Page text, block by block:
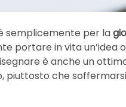
semplicemente per la
portare in vita un’idea
è anche un
piuttosto che